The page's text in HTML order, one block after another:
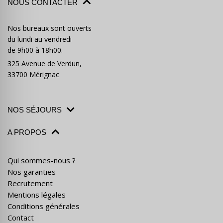
NOUS CONTACTER
Nos bureaux sont ouverts
du lundi au vendredi
de 9h00 à 18h00.
325 Avenue de Verdun,
33700 Mérignac
NOS SÉJOURS
A PROPOS
Qui sommes-nous ?
Nos garanties
Recrutement
Mentions légales
Conditions générales
Contact